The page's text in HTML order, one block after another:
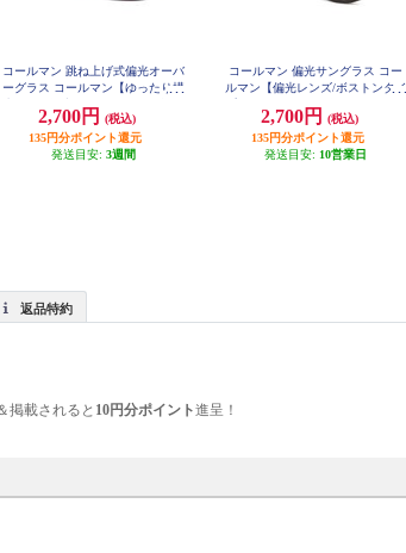
コールマン 跳ね上げ式偏光オーバ
ーグラス コールマン【ゆったり構
フレームカラー:クリアワイン】 C
OV01-2
2,700円
(税込)
135円分ポイント還元
発送目安: 3週間
コールマン 偏光サングラス コー
ルマン【偏光レンズ/ボストンタイ
フレンズ(トリアセ偏光)/フレーム
カラー:ブラック・ガンメタル】 C
LA08-1
2,700円
(税込)
135円分ポイント還元
発送目安: 10営業日
返品特約
掲載されると 10円分ポイント進呈！